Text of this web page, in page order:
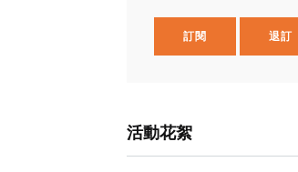
訂閱 退訂
活動花絮